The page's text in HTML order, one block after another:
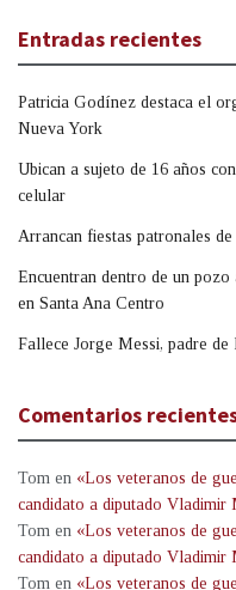
Entradas recientes
Patricia Godínez destaca el
Nueva York
Ubican a sujeto de 16 años
celular
Arrancan fiestas patronales
Encuentran dentro de un
en Santa Ana Centro
Fallece Jorge Messi, padre
Comentarios
Tom en «Los veteranos de
candidato a diputado Vladimir
Tom en «Los veteranos de
candidato a diputado Vladimir
Tom en «Los veteranos de